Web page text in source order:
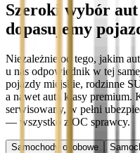
Szeroki wybór
dopasujemy
Niezależnie od tego, jakim
u nas odpowiednik w tej
pojazdy miejskie, rodzinne
a nawet auta klasy premium.
serwisowany, w pełni
— wszystko z OC sprawcy.
Samochody osobowe